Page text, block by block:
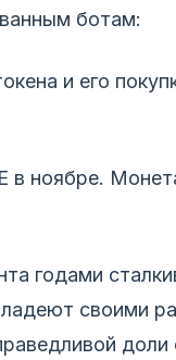
ботам:
и его
в ноябре.
годами
своими
доли